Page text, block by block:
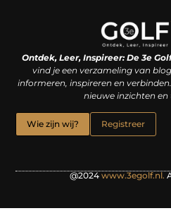
Ontdek, Leer, Inspireer: De 3e
vind je een verzameling van
informeren, inspireren en
nieuwe inzichten en
Wie zijn wij? Registreer
@2024www.3egolf.nl.